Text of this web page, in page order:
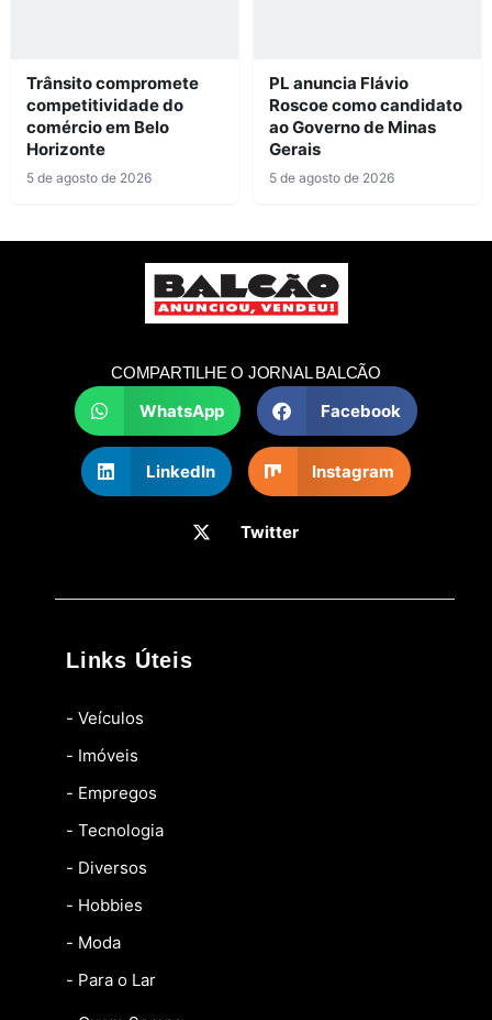
Trânsito compromete
competitividade do
comércio em Belo
Horizonte
5 de agosto de 2026
PL anuncia Flávio
Roscoe como candidato
ao Governo de Minas
Gerais
5 de agosto de 2026
COMPARTILHE O JORNAL BALCÃO
WhatsApp Facebook
LinkedIn Instagram
Twitter
Links Úteis
- Veículos
- Imóveis
- Empregos
- Tecnologia
- Diversos
- Hobbies
- Moda
- Para o Lar